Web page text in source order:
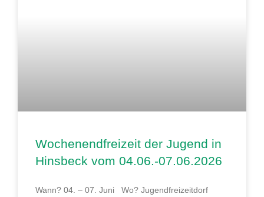
Wochenendfreizeit der Jugend in
Hinsbeck vom 04.06.-07.06.2026
Wann? 04. – 07. Juni Wo? Jugendfreizeitdorf